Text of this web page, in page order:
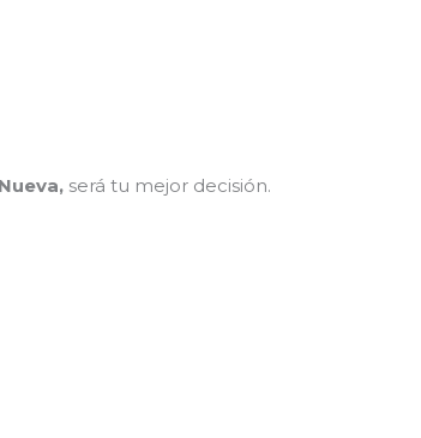
será tu mejor decisión.